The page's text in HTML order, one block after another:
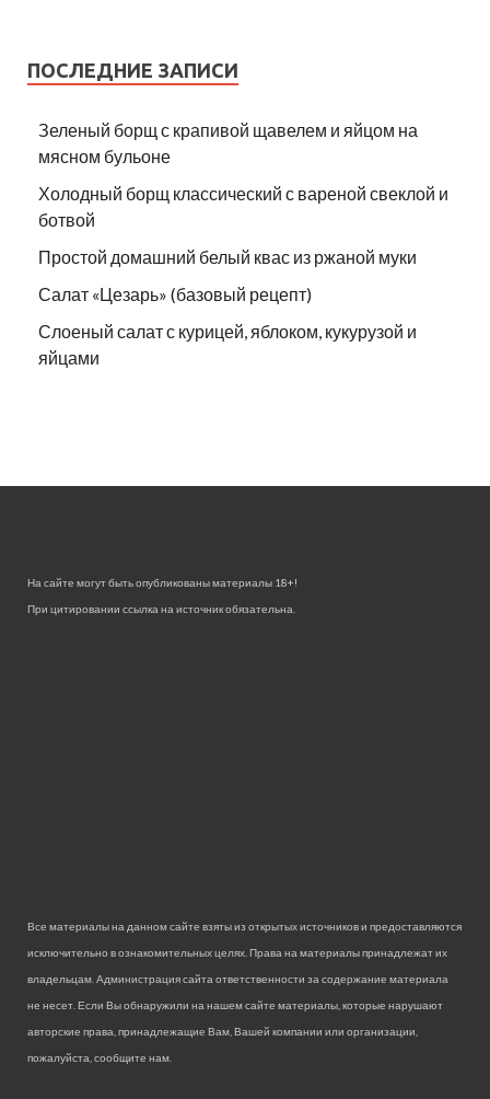
ПОСЛЕДНИЕ ЗАПИСИ
Зеленый борщ с крапивой щавелем и яйцом на
мясном бульоне
Холодный борщ классический с вареной свеклой и
ботвой
Простой домашний белый квас из ржаной муки
Салат «Цезарь» (базовый рецепт)
Слоеный салат с курицей, яблоком, кукурузой и
яйцами
На сайте могут быть опубликованы материалы 18+!
При цитировании ссылка на источник обязательна.
Все материалы на данном сайте взяты из открытых источников и предоставляются
исключительно в ознакомительных целях. Права на материалы принадлежат их
владельцам. Администрация сайта ответственности за содержание материала
не несет. Если Вы обнаружили на нашем сайте материалы, которые нарушают
авторские права, принадлежащие Вам, Вашей компании или организации,
пожалуйста, сообщите нам.